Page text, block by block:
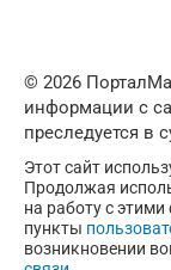
© 2026
информации с
преследуется в
Этот сайт
Продолжая
на работу с
пункты
возникновении